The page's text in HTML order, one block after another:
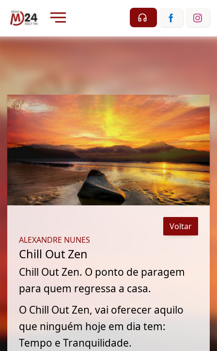
Voltar
ALEXANDRE NUNES
Chill Out Zen
Chill Out Zen. O ponto de paragem
para quem regressa a casa.
O Chill Out Zen, vai oferecer aquilo
que ninguém hoje em dia tem:
Tempo e Tranquilidade.